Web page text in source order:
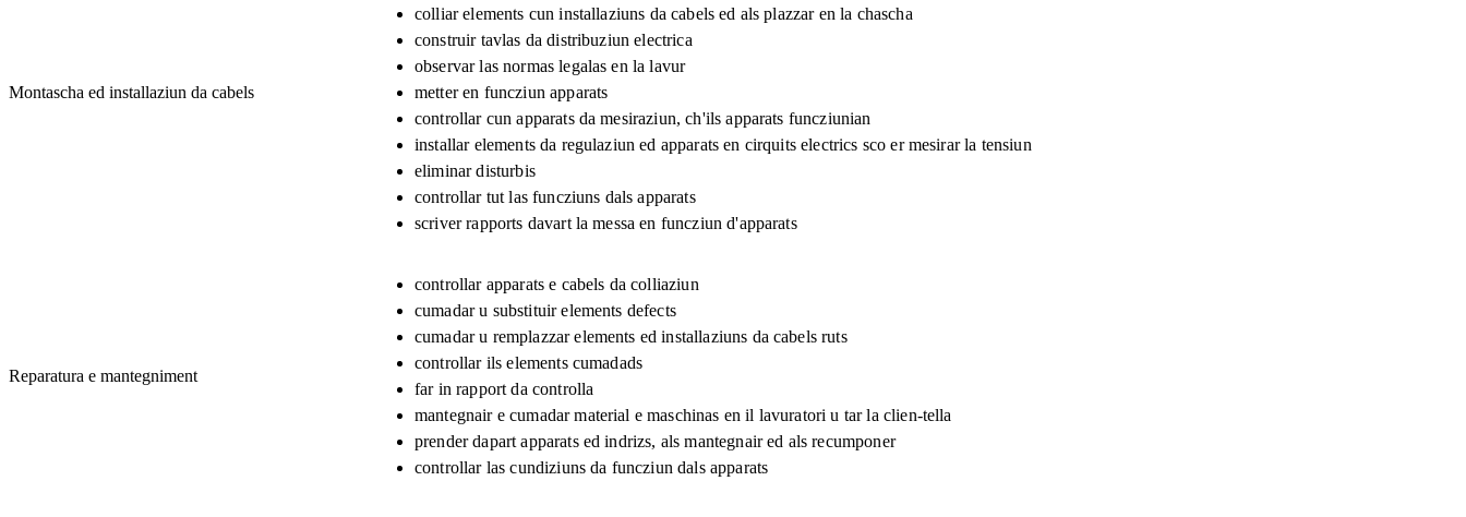
Montascha ed installaziun da cabels
colliar elements cun installaziuns da cabels ed als plazzar en la chascha
construir tavlas da distribuziun electrica
observar las normas legalas en la lavur
metter en funcziun apparats
controllar cun apparats da mesiraziun, ch'ils apparats funcziunian
installar elements da regulaziun ed apparats en cirquits electrics sco er mesirar la tensiun
eliminar disturbis
controllar tut las funcziuns dals apparats
scriver rapports davart la messa en funcziun d'apparats
Reparatura e mantegniment
controllar apparats e cabels da colliaziun
cumadar u substituir elements defects
cumadar u remplazzar elements ed installaziuns da cabels ruts
controllar ils elements cumadads
far in rapport da controlla
mantegnair e cumadar material e maschinas en il lavuratori u tar la clien-tella
prender dapart apparats ed indrizs, als mantegnair ed als recumponer
controllar las cundiziuns da funcziun dals apparats